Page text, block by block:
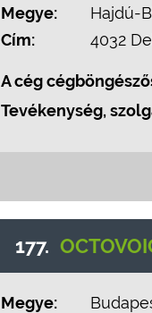
Megye:
Hajdú-
Cím:
4032
A cég
Tevékenység,
177.
Megye: